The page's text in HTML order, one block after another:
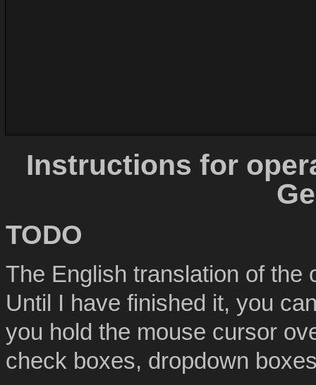
Instructions for
TODO
The English translation of the
Until I have finished it, you
you hold the mouse cursor
check boxes, dropdown